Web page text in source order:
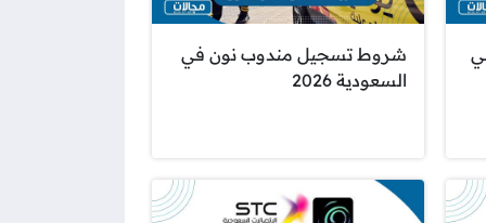
شروط تسجيل مندوب نون في
السعودية 2026